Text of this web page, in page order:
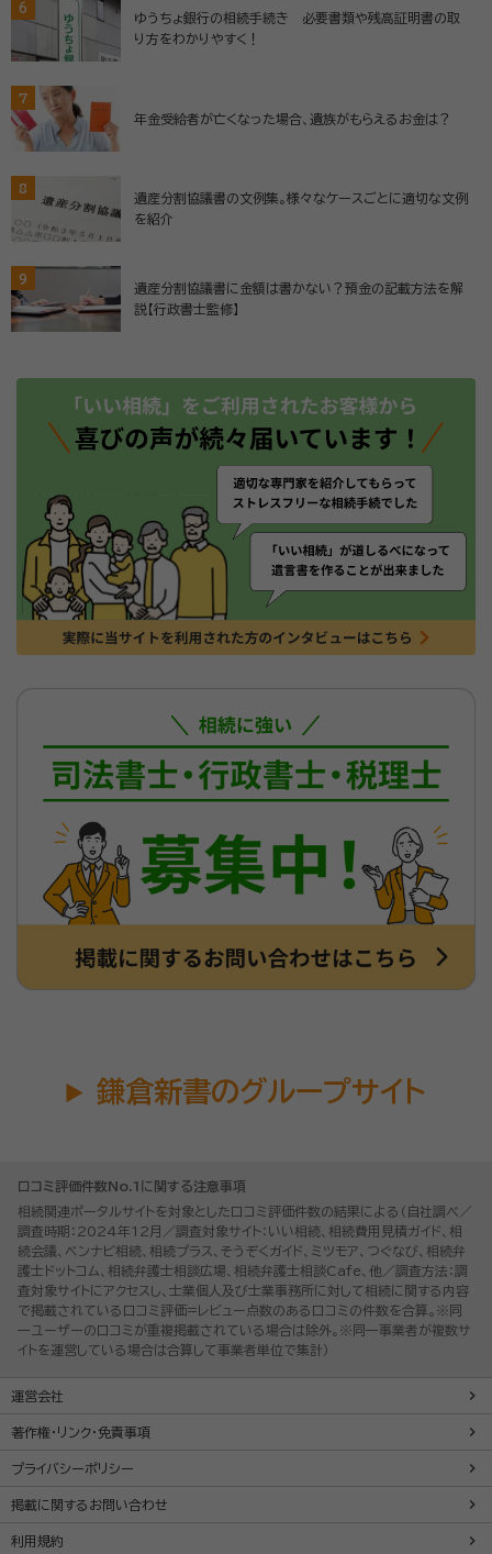
6
ゆうちょ銀行の相続手続き 必要書類や残高証明書の取
り方をわかりやすく！
7
年金受給者が亡くなった場合、遺族がもらえるお金は？
8
遺産分割協議書の文例集。様々なケースごとに適切な文例
を紹介
9
遺産分割協議書に金額は書かない？預金の記載方法を解
説【行政書士監修】
鎌倉新書のグループサイト
口コミ評価件数No.1に関する注意事項
相続関連ポータルサイトを対象とした口コミ評価件数の結果による（自社調べ／
調査時期：2024年12月／調査対象サイト：いい相続、相続費用見積ガイド、相
続会議、ベンナビ相続、相続プラス、そうぞくガイド、ミツモア、つぐなび、相続弁
護士ドットコム、相続弁護士相談広場、相続弁護士相談Cafe、他／調査方法：調
査対象サイトにアクセスし、士業個人及び士業事務所に対して相続に関する内容
で掲載されている口コミ評価=レビュー点数のある口コミの件数を合算。※同
一ユーザーの口コミが重複掲載されている場合は除外。※同一事業者が複数サ
イトを運営している場合は合算して事業者単位で集計）
運営会社
著作権・リンク・免責事項
プライバシーポリシー
掲載に関するお問い合わせ
利用規約